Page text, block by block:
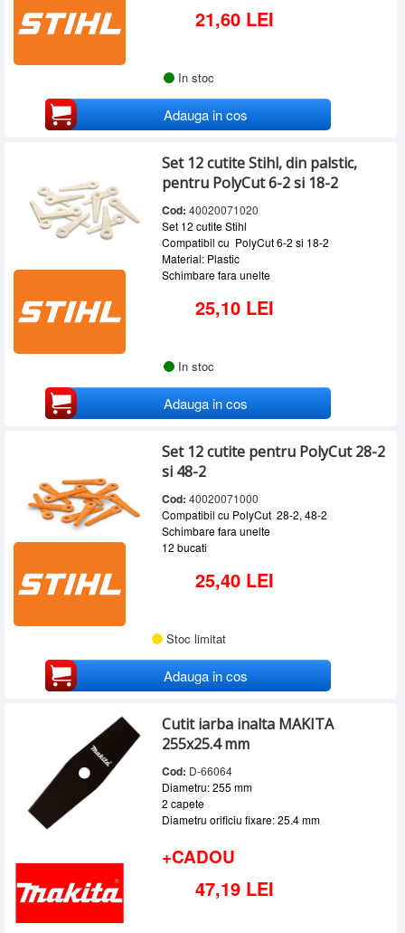
21,60 LEI
In stoc
Adauga in cos
Set 12 cutite Stihl, din palstic,
pentru PolyCut 6-2 si 18-2
Cod: 40020071020
Set 12 cutite Stihl
Compatibil cu PolyCut 6-2 si 18-2
Material: Plastic
Schimbare fara unelte
25,10 LEI
In stoc
Adauga in cos
Set 12 cutite pentru PolyCut 28-2
si 48-2
Cod: 40020071000
Compatibil cu PolyCut 28-2, 48-2
Schimbare fara unelte
12 bucati
25,40 LEI
Stoc limitat
Adauga in cos
Cutit iarba inalta MAKITA
255x25.4 mm
Cod: D-66064
Diametru: 255 mm
2 capete
Diametru orificiu fixare: 25.4 mm
+CADOU
47,19 LEI